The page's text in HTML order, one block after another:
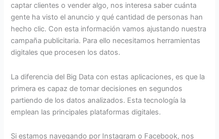
captar clientes o vender algo, nos interesa saber cuánta
gente ha visto el anuncio y qué cantidad de personas han
hecho clic. Con esta información vamos ajustando nuestra
campaña publicitaria. Para ello necesitamos herramientas
digitales que procesen los datos.
La diferencia del Big Data con estas aplicaciones, es que la
primera es capaz de tomar decisiones en segundos
partiendo de los datos analizados. Esta tecnología la
emplean las principales plataformas digitales.
Si estamos navegando por Instagram o Facebook, nos